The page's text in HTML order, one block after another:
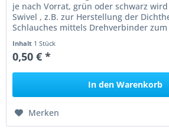
je nach Vorrat, grün oder schwarz
Swivel , z.B. zur Herstellung der
Schlauches mittels Drehverbinder
Inhalt 1 Stück
0,50 € *
In den Warenkorb
Merken